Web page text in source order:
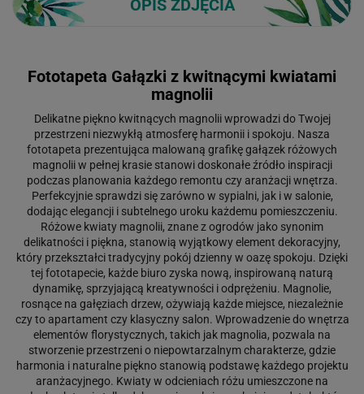
OPIS ZDJĘCIA
Fototapeta Gałązki z kwitnącymi kwiatami
magnolii
Delikatne piękno kwitnących magnolii wprowadzi do Twojej
przestrzeni niezwykłą atmosferę harmonii i spokoju. Nasza
fototapeta prezentująca malowaną grafikę gałązek różowych
magnolii w pełnej krasie stanowi doskonałe źródło inspiracji
podczas planowania każdego remontu czy aranżacji wnętrza.
Perfekcyjnie sprawdzi się zarówno w sypialni, jak i w salonie,
dodając elegancji i subtelnego uroku każdemu pomieszczeniu.
Różowe kwiaty magnolii, znane z ogrodów jako synonim
delikatności i piękna, stanowią wyjątkowy element dekoracyjny,
który przekształci tradycyjny pokój dzienny w oazę spokoju. Dzięki
tej fototapecie, każde biuro zyska nową, inspirowaną naturą
dynamikę, sprzyjającą kreatywności i odprężeniu. Magnolie,
rosnące na gałęziach drzew, ożywiają każde miejsce, niezależnie
czy to apartament czy klasyczny salon. Wprowadzenie do wnętrza
elementów florystycznych, takich jak magnolia, pozwala na
stworzenie przestrzeni o niepowtarzalnym charakterze, gdzie
harmonia i naturalne piękno stanowią podstawę każdego projektu
aranżacyjnego. Kwiaty w odcieniach różu umieszczone na